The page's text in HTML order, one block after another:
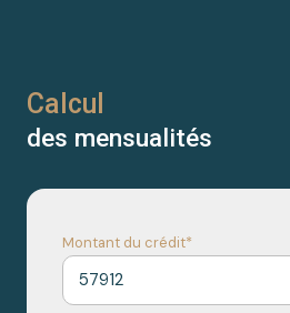
Calcul
des mensualités
Montant du crédit*